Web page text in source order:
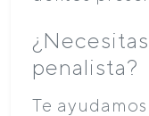
penalista?
Te